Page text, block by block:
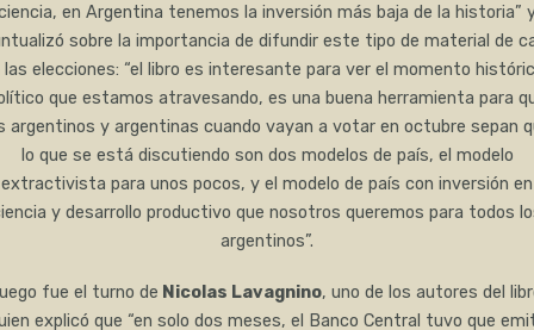
en Argentina tenemos la inversión más baja de la historia”
sobre la importancia de difundir este tipo de material de
las elecciones: “el libro es interesante para ver el momento
que estamos atravesando, es una buena herramienta para
argentinos y argentinas cuando vayan a votar en octubre sepan
lo que se está discutiendo son dos modelos de país, el modelo
extractivista para unos pocos, y el modelo de país con inversión en
y desarrollo productivo que nosotros queremos para todos
argentinos”.
fue el turno de Nicolas Lavagnino, uno de los autores del
explicó que “en solo dos meses, el Banco Central tuvo que